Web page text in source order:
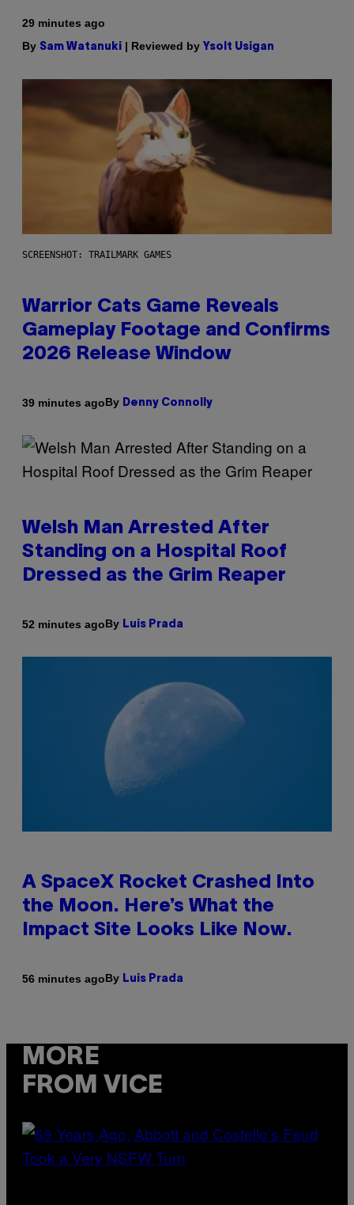
29 minutes ago
By Sam Watanuki | Reviewed by Ysolt Usigan
SCREENSHOT: TRAILMARK GAMES
Warrior Cats Game Reveals
Gameplay Footage and Confirms
2026 Release Window
39 minutes agoBy Denny Connolly
Welsh Man Arrested After
Standing on a Hospital Roof
Dressed as the Grim Reaper
52 minutes agoBy Luis Prada
A SpaceX Rocket Crashed Into
the Moon. Here’s What the
Impact Site Looks Like Now.
56 minutes agoBy Luis Prada
MORE
FROM VICE